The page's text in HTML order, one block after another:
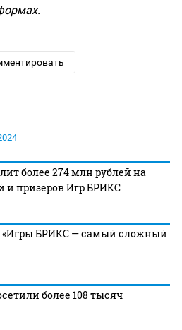
более 274 млн рублей на
и призеров Игр БРИКС
«Игры БРИКС — самый сложный
более 108 тысяч